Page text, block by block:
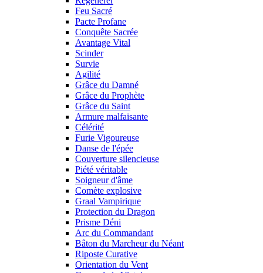
Feu Sacré
Pacte Profane
Conquête Sacrée
Avantage Vital
Scinder
Survie
Agilité
Grâce du Damné
Grâce du Prophète
Grâce du Saint
Armure malfaisante
Célérité
Furie Vigoureuse
Danse de l'épée
Couverture silencieuse
Piété véritable
Soigneur d'âme
Comète explosive
Graal Vampirique
Protection du Dragon
Prisme Déni
Arc du Commandant
Bâton du Marcheur du Néant
Riposte Curative
Orientation du Vent